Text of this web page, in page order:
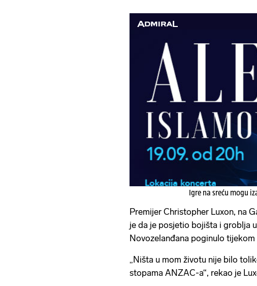
Igre na sreću mogu
Premijer Christopher Luxon, na
je da je posjetio bojišta i groblja
Novozelanđana poginulo tijekom
„Ništa u mom životu nije bilo
stopama ANZAC-a“, rekao je